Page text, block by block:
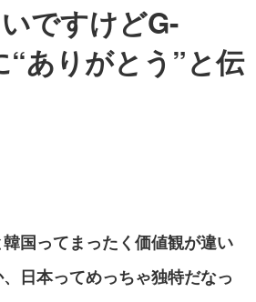
ですけどG-
“ありがとう”と伝
国ってまったく価値観が違い
日本ってめっちゃ独特だなっ